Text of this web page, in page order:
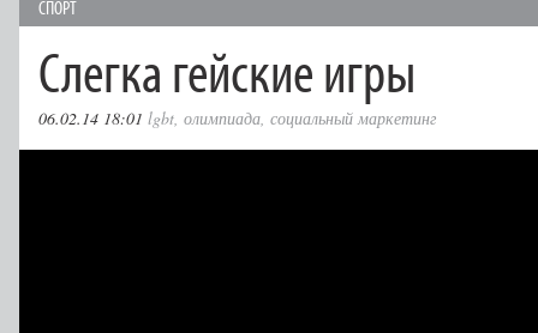
СПОРТ
Слегка гейские игры
06.02.14 18:01 lgbt, олимпиада, социальный маркетинг